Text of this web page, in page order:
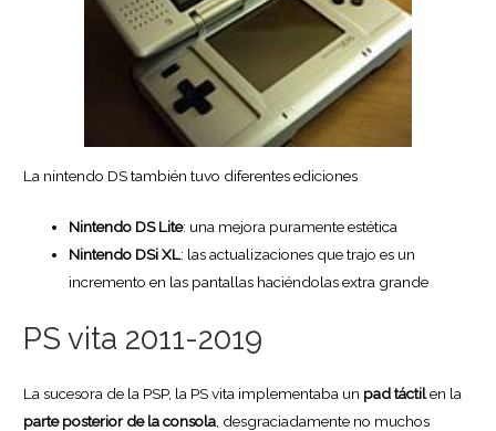
La nintendo DS también tuvo diferentes ediciones
Nintendo DS Lite: una mejora puramente estética
Nintendo DSi XL: las actualizaciones que trajo es un
incremento en las pantallas haciéndolas extra grande
PS vita 2011-2019
La sucesora de la PSP, la PS vita implementaba un pad táctilen la
parte posterior de la consola , desgraciadamente no muchos